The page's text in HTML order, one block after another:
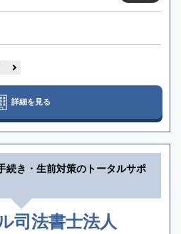
詳細を見る
続き・生前対策のトータルサポ
司法書士法人